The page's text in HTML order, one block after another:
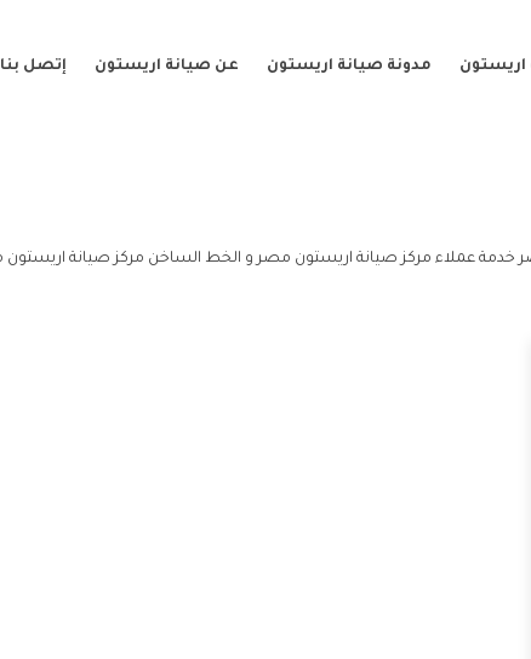
اريستون مدونة صيانة اريستون عن صيانة اريستون إتصل بنا
خدمة عملاء مركز صيانة اريستون مصر و الخط الساخن مركز صيانة